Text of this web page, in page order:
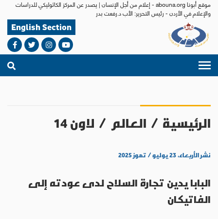
موقع أبونا abouna.org - إعلام من أجل الإنسان | يصدر عن المركز الكاثوليكي للدراسات
والإعلام في الأردن - رئيس التحرير: الأب د.رفعت بدر
English Section
الرئيسية / العالم / لاون 14
نشر الأربعاء، ٢٣ يوليو / تموز ٢٠٢٥
البابا يدين تجارة السلاح لدى عودته إلى
الفاتيكان